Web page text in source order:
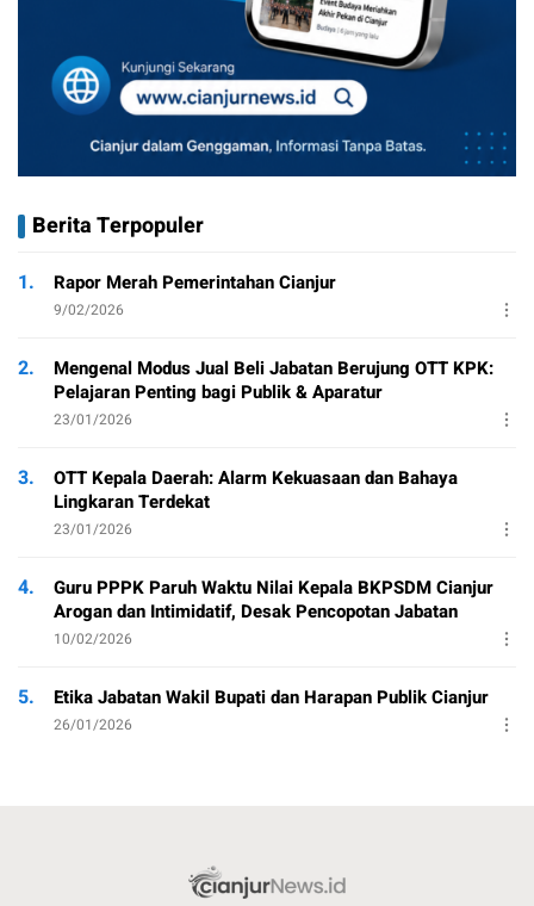
Berita Terpopuler
1. Rapor Merah Pemerintahan Cianjur
9/02/2026
2.
Mengenal Modus Jual Beli Jabatan Berujung OTT KPK:
Pelajaran Penting bagi Publik & Aparatur
23/01/2026
3.
OTT Kepala Daerah: Alarm Kekuasaan dan Bahaya
Lingkaran Terdekat
23/01/2026
4.
Guru PPPK Paruh Waktu Nilai Kepala BKPSDM Cianjur
Arogan dan Intimidatif, Desak Pencopotan Jabatan
10/02/2026
5. Etika Jabatan Wakil Bupati dan Harapan Publik Cianjur
26/01/2026